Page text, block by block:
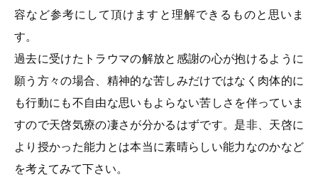
容など参考にして頂けますと理解できるものと思いま
す。
過去に受けたトラウマの解放と感謝の心が抱けるように
願う方々の場合、精神的な苦しみだけではなく肉体的に
も行動にも不自由な思いもよらない苦しさを伴っていま
すので天啓気療の凄さが分かるはずです。是非、天啓に
より授かった能力とは本当に素晴らしい能力なのかなど
を考えてみて下さい。